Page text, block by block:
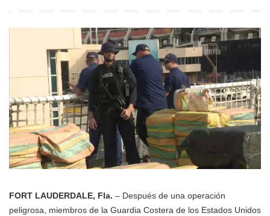
FORT LAUDERDALE, Fla. – Después de una operación
peligrosa, miembros de la Guardia Costera de los Estados Unidos